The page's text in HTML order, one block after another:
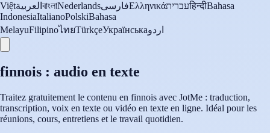
Việtالعربية বাংলাNederlandsفارسیΕλληνικάעבריתहिन्दीBahasa
IndonesiaItalianoPolskiBahasa
MelayuFilipinoไทยTürkçeУкраїнськаاردو
finnois : audio en texte
Traitez gratuitement le contenu en finnois avec JotMe : traduction,
transcription, voix en texte ou vidéo en texte en ligne. Idéal pour les
réunions, cours, entretiens et le travail quotidien.